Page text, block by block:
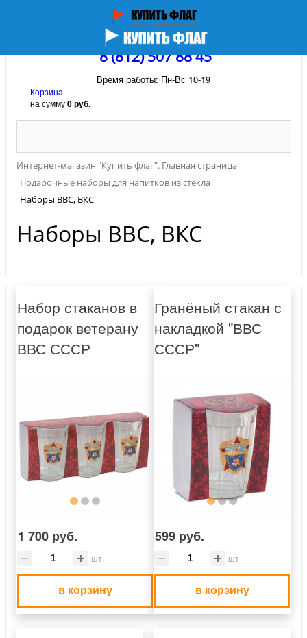
8 (812) 507 88 45
Время работы: Пн-Вс 10-19
Корзина
на сумму0 руб.
Интернет-магазин "Купить флаг". Главная страница
Подарочные наборы для напитков из стекла
Наборы ВВС, ВКС
Наборы ВВС, ВКС
Набор стаканов в
подарок ветерану
ВВС СССР
1 700 руб.
шт
в корзину
Гранёный стакан с
накладкой "ВВС
СССР"
599 руб.
шт
в корзину